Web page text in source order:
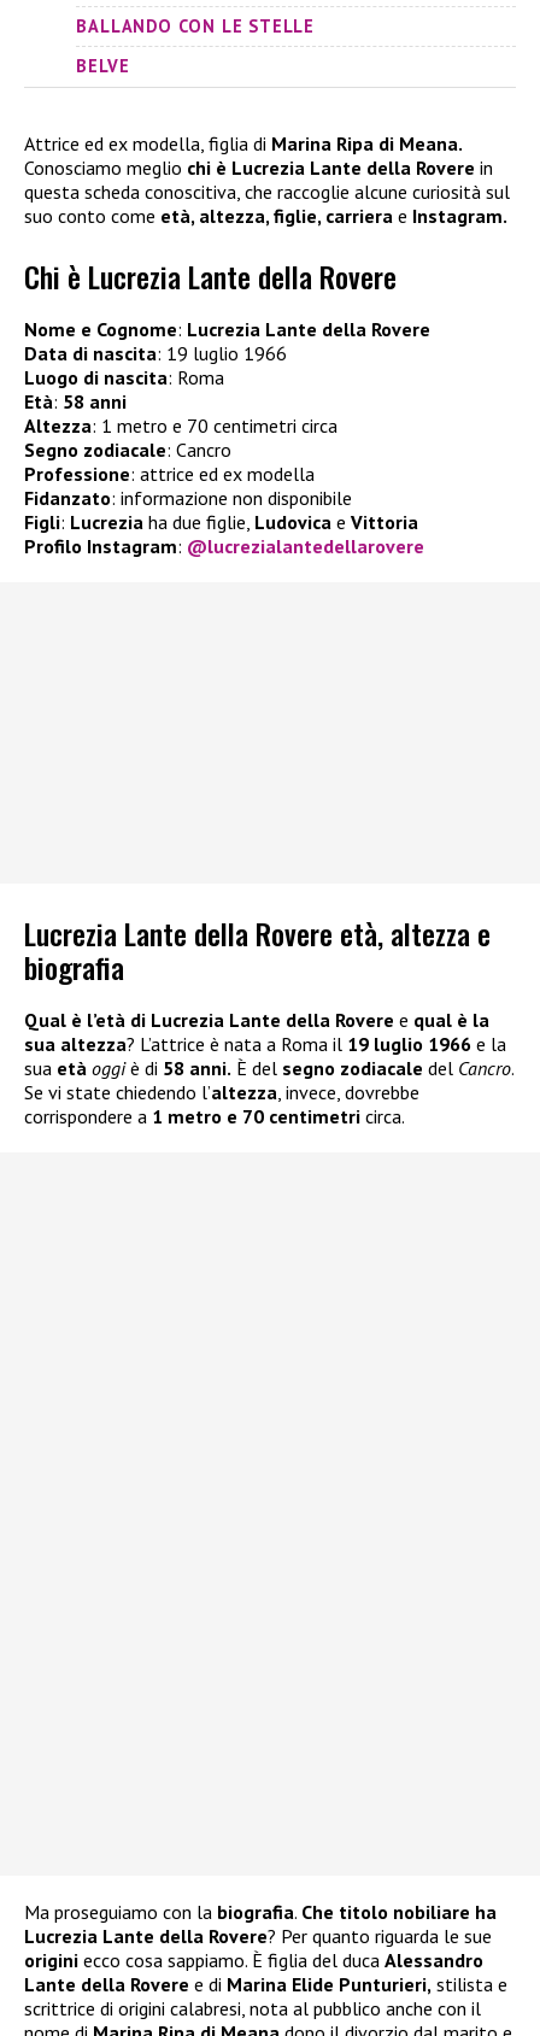
BALLANDO CON LE STELLE
BELVE
Attrice ed ex modella, figlia di Marina Ripa di Meana.
Conosciamo meglio chi è Lucrezia Lante della Rovere in
questa scheda conoscitiva, che raccoglie alcune curiosità sul
suo conto come età, altezza, figlie, carriera e Instagram.
Chi è Lucrezia Lante della Rovere
Nome e Cognome: Lucrezia Lante della Rovere
Data di nascita: 19 luglio 1966
Luogo di nascita: Roma
Età: 58 anni
Altezza: 1 metro e 70 centimetri circa
Segno zodiacale: Cancro
Professione: attrice ed ex modella
Fidanzato: informazione non disponibile
Figli: Lucrezia ha due figlie, Ludovica e Vittoria
Profilo Instagram: @lucrezialantedellarovere
Lucrezia Lante della Rovere età, altezza e
biografia
Qual è l’età di Lucrezia Lante della Rovere e qual è la
sua altezza? L’attrice è nata a Roma il 19 luglio 1966 e la
sua età oggiè di 58 anni. È del segno zodiacale del Cancro.
Se vi state chiedendo l’altezza , invece, dovrebbe
corrispondere a 1 metro e 70 centimetri circa.
Ma proseguiamo con la biografia. Che titolo nobiliare ha
Lucrezia Lante della Rovere? Per quanto riguarda le sue
origini ecco cosa sappiamo. È figlia del duca Alessandro
Lante della Rovere e di Marina Elide Punturieri, stilista e
scrittrice di origini calabresi, nota al pubblico anche con il